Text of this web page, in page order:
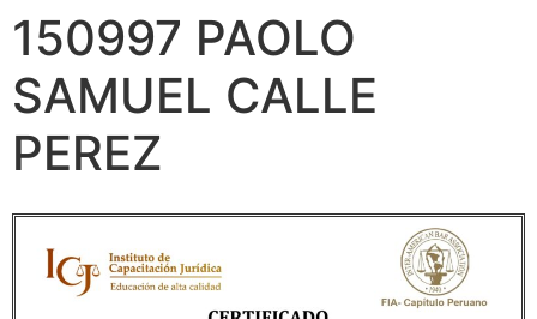
150997 PAOLO
SAMUEL CALLE
PEREZ